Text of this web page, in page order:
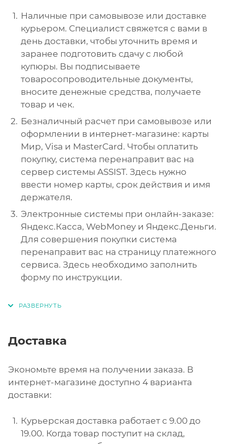
Наличные при самовывозе или доставке
курьером. Специалист свяжется с вами в
день доставки, чтобы уточнить время и
заранее подготовить сдачу с любой
купюры. Вы подписываете
товаросопроводительные документы,
вносите денежные средства, получаете
товар и чек.
Безналичный расчет при самовывозе или
оформлении в интернет-магазине: карты
Мир, Visa и MasterCard. Чтобы оплатить
покупку, система перенаправит вас на
сервер системы ASSIST. Здесь нужно
ввести номер карты, срок действия и имя
держателя.
Электронные системы при онлайн-заказе:
Яндекс.Касса, WebMoney и Яндекс.Деньги.
Для совершения покупки система
перенаправит вас на страницу платежного
сервиса. Здесь необходимо заполнить
форму по инструкции.
Доставка
Экономьте время на получении заказа. В
интернет-магазине доступно 4 варианта
доставки:
Курьерская доставка работает с 9.00 до
19.00. Когда товар поступит на склад,